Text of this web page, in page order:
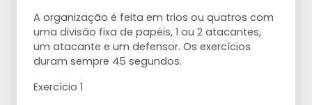
A organização é feita em trios ou quatros com
uma divisão fixa de papéis, 1 ou 2 atacantes,
um atacante e um defensor. Os exercícios
duram sempre 45 segundos.
Exercício 1